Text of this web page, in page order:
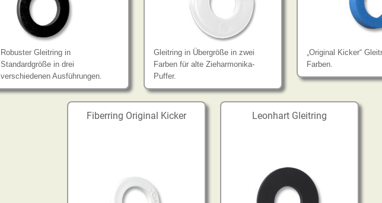
Robuster Gleitring in
Standardgröße in drei
verschiedenen Ausführungen.
Gleitring in Übergröße in zwei
Farben für alte Zieharmonika-
Puffer.
„Original Kicker“
Farben.
Fiberring Original Kicker Leonhart Gleitring